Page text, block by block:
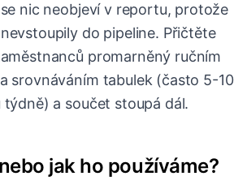
nic neobjeví v reportu, protože
do pipeline. Přičtěte
promarněný ručním
srovnáváním tabulek (často 5-10
a součet stoupá dál.
jak ho používáme?